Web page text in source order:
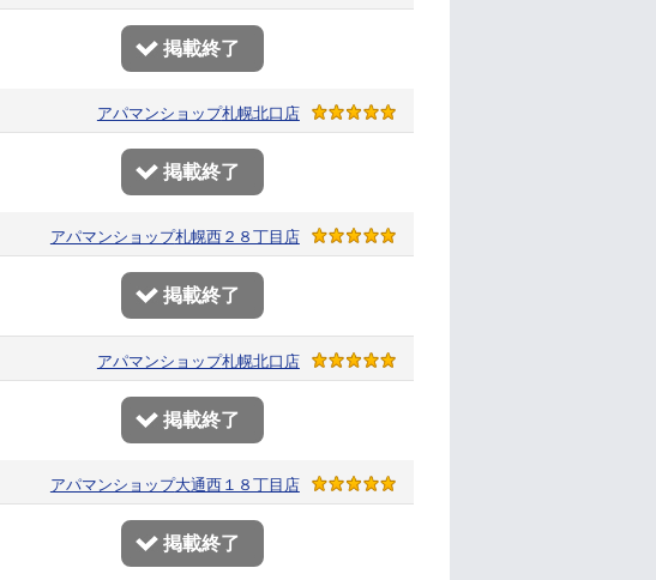
掲載終了
アパマンショップ札幌北口店
掲載終了
アパマンショップ札幌西２８丁目店
掲載終了
アパマンショップ札幌北口店
掲載終了
アパマンショップ大通西１８丁目店
掲載終了